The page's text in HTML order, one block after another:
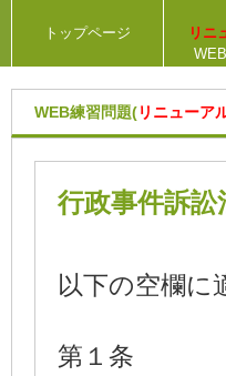
トップページ
リニ
WEB練習問題(リニューア
行政事件訴
以下の空欄に
第１条